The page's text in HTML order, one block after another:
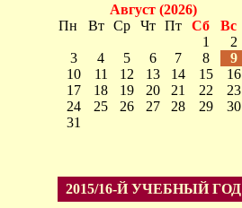
Август (2026)
Пн
Вт Ср Чт Пт Сб
Вс
1
2
3
4 5 6 7 8
9
10
11 12 13 14 15
16
17
18 19 20 21 22
23
24
25 26 27 28 29
30
31
2015/16-Й УЧЕБНЫЙ ГОД